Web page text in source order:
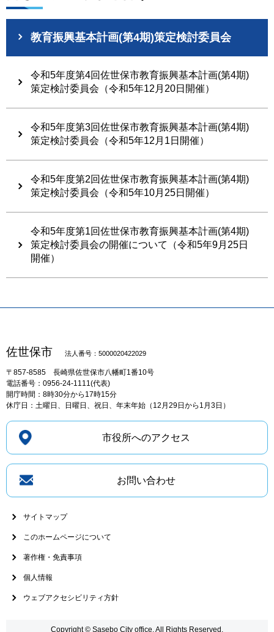
教育振興基本計画(第4期)策定検討委員会
令和5年度第4回佐世保市教育振興基本計画(第4期)
策定検討委員会（令和5年12月20日開催）
令和5年度第3回佐世保市教育振興基本計画(第4期)
策定検討委員会（令和5年12月1日開催）
令和5年度第2回佐世保市教育振興基本計画(第4期)
策定検討委員会（令和5年10月25日開催）
令和5年度第1回佐世保市教育振興基本計画(第4期)
策定検討委員会の開催について（令和5年9月25日
開催）
佐世保市 法人番号：5000020422029
〒857-8585 長崎県佐世保市八幡町1番10号
電話番号：0956-24-1111(代表)
開庁時間：8時30分から17時15分
休庁日：土曜日、日曜日、祝日、年末年始（12月29日から1月3日）
市役所へのアクセス
お問い合わせ
サイトマップ
このホームページについて
著作権・免責事項
個人情報
ウェブアクセシビリティ方針
Copyright © Sasebo City office. All Rights Reserved.